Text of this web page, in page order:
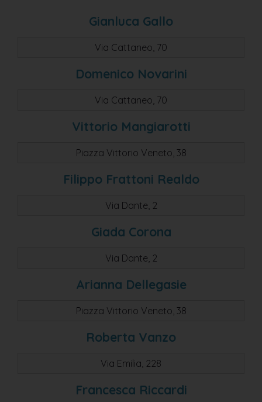
Gianluca Gallo
Via Cattaneo, 70
Domenico Novarini
Via Cattaneo, 70
Vittorio Mangiarotti
Piazza Vittorio Veneto, 38
Filippo Frattoni Realdo
Via Dante, 2
Giada Corona
Via Dante, 2
Arianna Dellegasie
Piazza Vittorio Veneto, 38
Roberta Vanzo
Via Emilia, 228
Francesca Riccardi